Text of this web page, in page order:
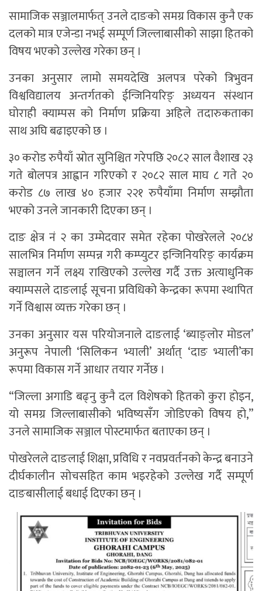
सामाजिक सञ्जालमार्फत् उनले दाङको समग्र विकास कुनै एक
दलको मात्र एजेन्डा नभई सम्पूर्ण जिल्लाबासीको साझा हितको
विषय भएको उल्लेख गरेका छन् ।
उनका अनुसार लामो समयदेखि अलपत्र परेको त्रिभुवन
विश्वविद्यालय अन्तर्गतको ईन्जिनियरिङ् अध्ययन संस्थान
घोराही क्याम्पस को निर्माण प्रक्रिया अहिले तदारुकताका
साथ अघि बढाइएको छ ।
३० करोड रुपैयाँ स्रोत सुनिश्चित गरेपछि २०८२ साल वैशाख २३
गते बोलपत्र आह्वान गरिएको र २०८२ साल माघ ८ गते २०
करोड ८७ लाख ४० हजार २२१ रुपैयाँमा निर्माण सम्झौता
भएको उनले जानकारी दिएका छन् ।
दाङ क्षेत्र नं २ का उम्मेदवार समेत रहेका पोखरेलले २०८४
सालभित्र निर्माण सम्पन्न गरी कम्प्युटर इन्जिनियरिङ् कार्यक्रम
सञ्चालन गर्ने लक्ष्य राखिएको उल्लेख गर्दै उक्त अत्याधुनिक
क्याम्पसले दाङलाई सूचना प्रविधिको केन्द्रका रूपमा स्थापित
गर्ने विश्वास व्यक्त गरेका छन् ।
उनका अनुसार यस परियोजनाले दाङलाई ‘ब्याङ्लोर मोडल’
अनुरूप नेपाली ‘सिलिकन भ्याली’ अर्थात् ‘दाङ भ्याली’का
रूपमा विकास गर्ने आधार तयार गर्नेछ ।
“जिल्ला अगाडि बढ्नु कुनै दल विशेषको हितको कुरा होइन,
यो समग्र जिल्लाबासीको भविष्यसँग जोडिएको विषय हो,”
उनले सामाजिक सञ्जाल पोस्टमार्फत बताएका छन् ।
पोखरेलले दाङलाई शिक्षा, प्रविधि र नवप्रवर्तनको केन्द्र बनाउने
दीर्घकालीन सोचसहित काम भइरहेको उल्लेख गर्दै सम्पूर्ण
दाङबासीलाई बधाई दिएका छन् ।